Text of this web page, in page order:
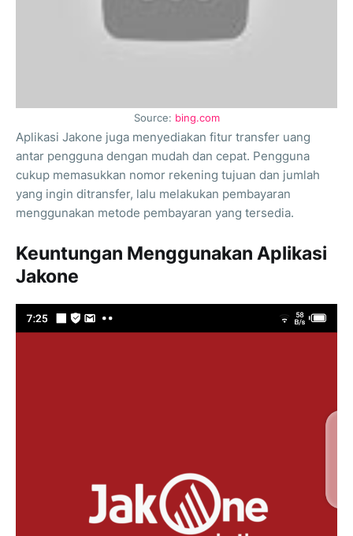
Source: bing.com
Aplikasi Jakone juga menyediakan fitur transfer uang
antar pengguna dengan mudah dan cepat. Pengguna
cukup memasukkan nomor rekening tujuan dan jumlah
yang ingin ditransfer, lalu melakukan pembayaran
menggunakan metode pembayaran yang tersedia.
Keuntungan Menggunakan Aplikasi
Jakone